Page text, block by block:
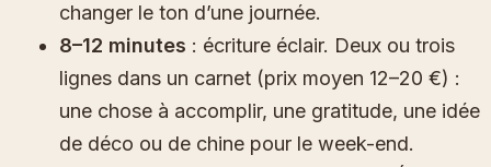
changer le ton d’une journée.
8–12 minutes : écriture éclair. Deux ou trois
lignes dans un carnet (prix moyen 12–20 €) :
une chose à accomplir, une gratitude, une idée
de déco ou de chine pour le week-end.